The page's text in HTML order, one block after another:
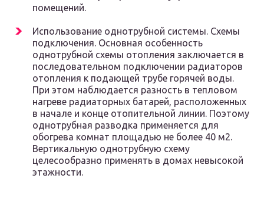
помещений.
Использование однотрубной системы. Схемы
подключения. Основная особенность
однотрубной схемы отопления заключается в
последовательном подключении радиаторов
отопления к подающей трубе горячей воды.
При этом наблюдается разность в тепловом
нагреве радиаторных батарей, расположенных
в начале и конце отопительной линии. Поэтому
однотрубная разводка применяется для
обогрева комнат площадью не более 40 м2.
Вертикальную однотрубную схему
целесообразно применять в домах невысокой
этажности.